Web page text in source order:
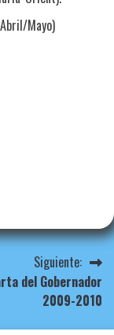
Mayo)
Siguiente:
del Gobernador
2009-2010